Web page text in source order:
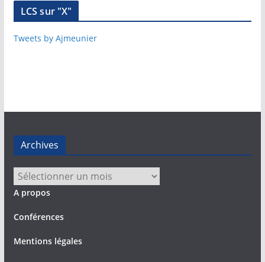
LCS sur "X"
Tweets by Ajmeunier
Archives
Archives
A propos
Conférences
Mentions légales